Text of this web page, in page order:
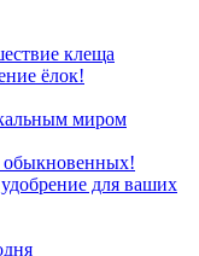
клеща
ёлок!
миром
обыкновенных!
для ваших